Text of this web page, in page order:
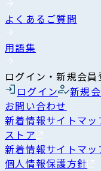
よくあるご質問
用語集
ログイン・新規会員
ログイン
新規
お問い合わせ
新着情報サイトマッ
ストア
新着情報サイトマッ
個人情報保護方針